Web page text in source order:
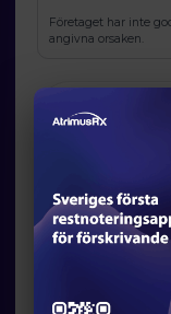
Företaget har inte
angivna orsaken.
alternativ
Eventuella
AtrimusRx
Produktnamn